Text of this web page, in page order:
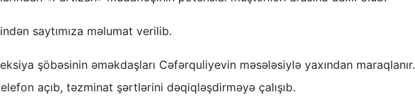
saytımıza məlumat verilib.
şöbəsinin əməkdaşları Cəfərquliyevin məsələsiylə yaxından maraqlanır.
açıb, təzminat şərtlərini dəqiqləşdirməyə çalışıb.